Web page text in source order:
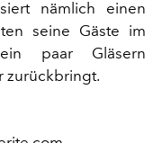
nämlich einen
seine Gäste im
paar Gläsern
zurückbringt.